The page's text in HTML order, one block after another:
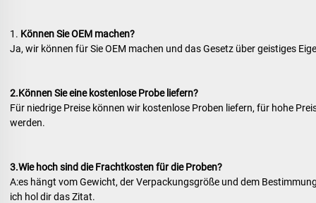
1. Können Sie OEM machen?
Ja, wir können für Sie OEM machen und das Gesetz über geistiges
2.Können Sie eine kostenlose Probe liefern?
Für niedrige Preise können wir kostenlose Proben liefern, für hohe
werden.
3.Wie hoch sind die Frachtkosten für die Proben?
A:es hängt vom Gewicht, der Verpackungsgröße und dem
ich hol dir das Zitat.